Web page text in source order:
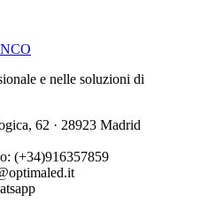
e nelle soluzioni di
62 · 28923 Madrid
(+34)916357859